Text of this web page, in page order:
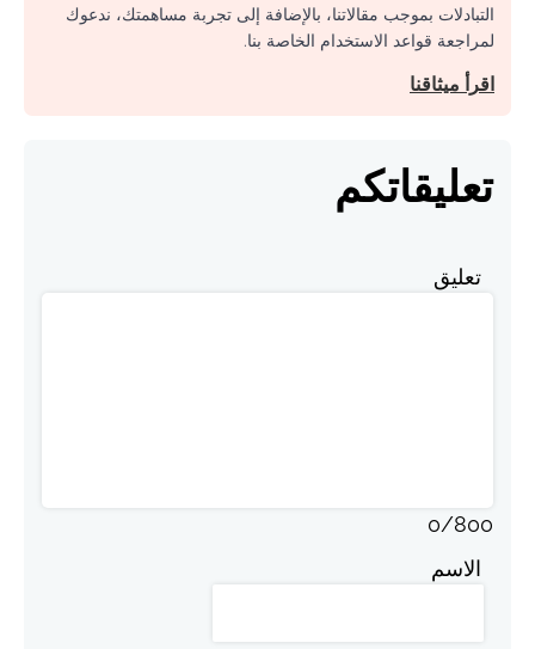
التبادلات بموجب مقالاتنا، بالإضافة إلى تجربة مساهمتك، ندعوك
لمراجعة قواعد الاستخدام الخاصة بنا.
اقرأ ميثاقنا
تعليقاتكم
تعليق
0/800
الاسم